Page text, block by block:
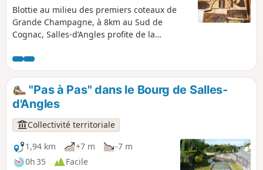
Blottie au milieu des premiers coteaux de
Grande Champagne, à 8km au Sud de
Cognac, Salles-d’Angles profite de la
avantages du monde rural et trouve son
dynamisme dans la vie économique.
"Pas à Pas" dans le Bourg de Salles-
d'Angles
Collectivité territoriale
1,94 km
+7 m
-7 m
0h 35
Facile